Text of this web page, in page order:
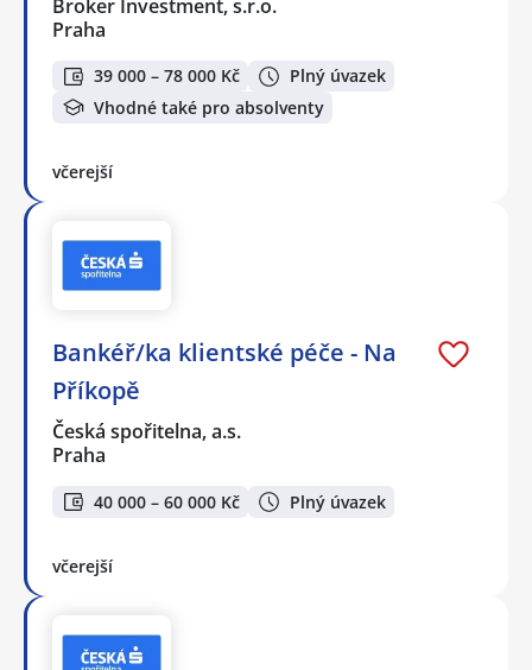
Broker Investment, s.r.o.
Praha
39 000 – 78 000 Kč
Plný úvazek
Vhodné také pro absolventy
včerejší
Bankéř/ka klientské péče - Na
Příkopě
Česká spořitelna, a.s.
Praha
40 000 – 60 000 Kč Plný úvazek
včerejší